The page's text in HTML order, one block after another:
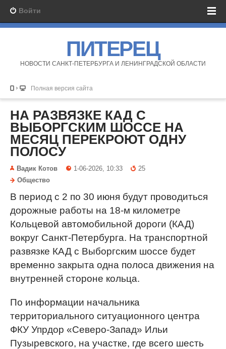
Войти
ПИТЕРЕЦ
НОВОСТИ САНКТ-ПЕТЕРБУРГА И ЛЕНИНГРАДСКОЙ ОБЛАСТИ
Полная версия сайта
НА РАЗВЯЗКЕ КАД С
ВЫБОРГСКИМ ШОССЕ НА
МЕСЯЦ ПЕРЕКРОЮТ ОДНУ
ПОЛОСУ
Вадик Котов 1-06-2026, 10:33
25
Общество
В период с 2 по 30 июня будут проводиться
дорожные работы на 18-м километре
Кольцевой автомобильной дороги (КАД)
вокруг Санкт-Петербурга. На транспортной
развязке КАД с Выборгским шоссе будет
временно закрыта одна полоса движения на
внутренней стороне кольца.
По информации начальника
территориального ситуационного центра
ФКУ Упрдор «Северо-Запад» Ильи
Пузыревского, на участке, где всего шесть